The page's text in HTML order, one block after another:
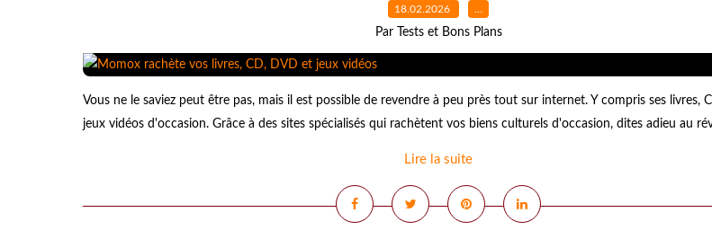
18.02.2026 …
Par Tests et Bons Plans
Vous ne le saviez peut être pas, mais il est possible de revendre à peu près tout sur internet. Y compris ses livres,
jeux vidéos d'occasion. Grâce à des sites spécialisés qui rachètent vos biens culturels d'occasion, dites adieu au
Lire la suite